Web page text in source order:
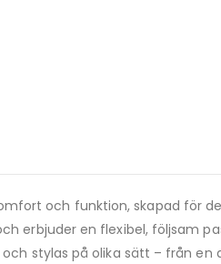
och funktion, skapad för
erbjuder en flexibel, följsam
stylas på olika sätt – från